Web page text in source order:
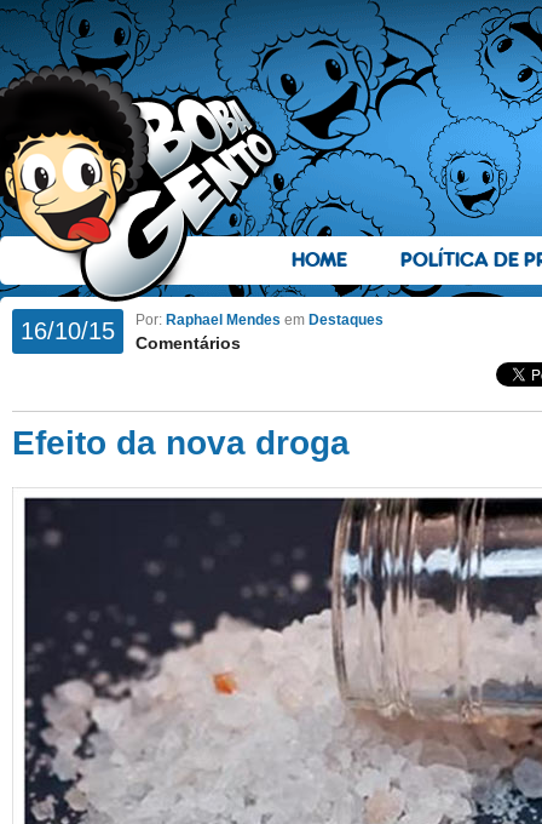
HOME POLÍTICA DE
16/10/15 Por: Raphael Mendes em Destaques
Comentários
Efeito da nova droga